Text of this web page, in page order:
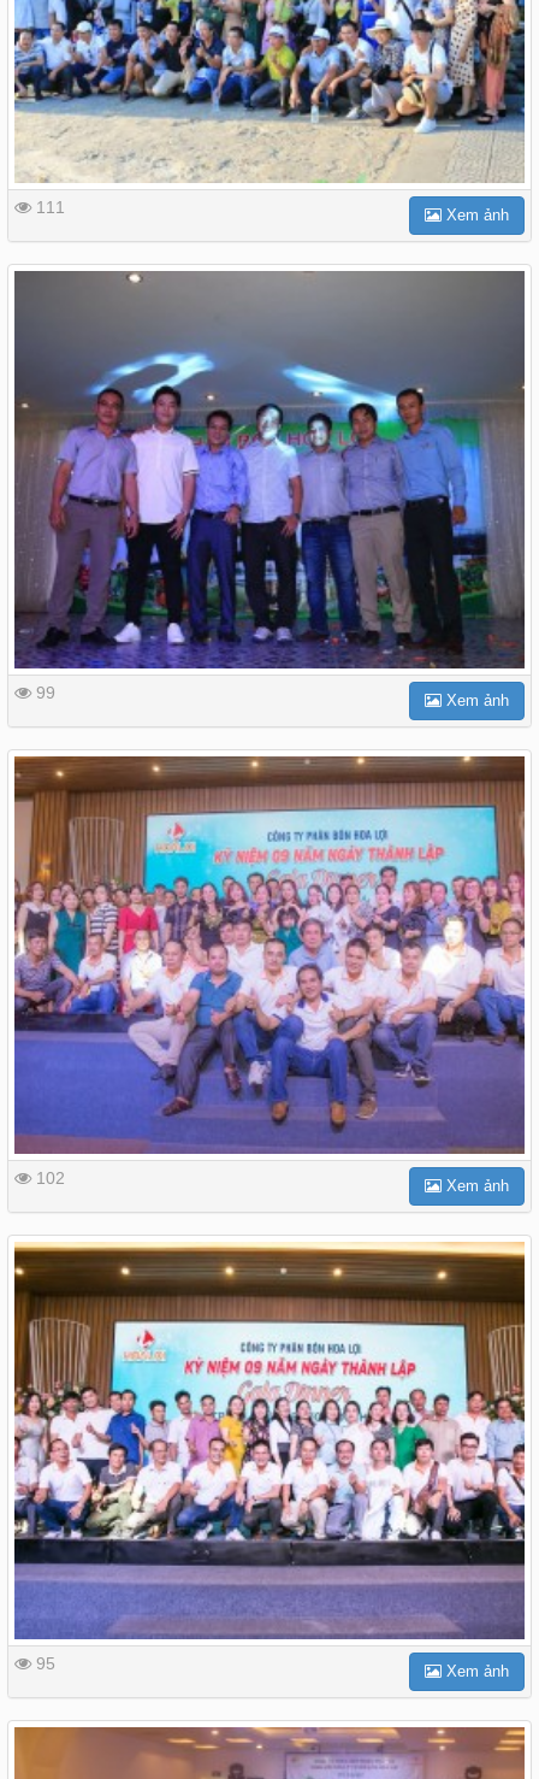
111 Xem ảnh
99 Xem ảnh
102 Xem ảnh
95 Xem ảnh